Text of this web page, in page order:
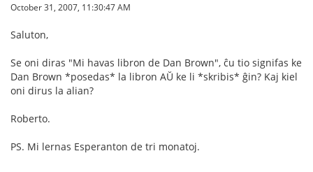
October 31, 2007, 11:30:47 AM
Saluton,
Se oni diras "Mi havas libron de Dan Brown", ĉu tio signifas ke
Dan Brown *posedas* la libron AŬ ke li *skribis* ĝin? Kaj kiel
oni dirus la alian?
Roberto.
PS. Mi lernas Esperanton de tri monatoj.